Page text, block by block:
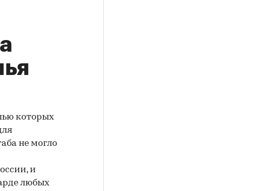
которых
не могло
и
любых